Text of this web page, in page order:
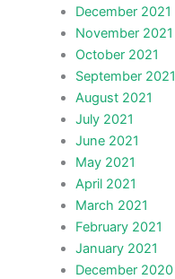
December 2021
November 2021
October 2021
September 2021
August 2021
July 2021
June 2021
May 2021
April 2021
March 2021
February 2021
January 2021
December 2020